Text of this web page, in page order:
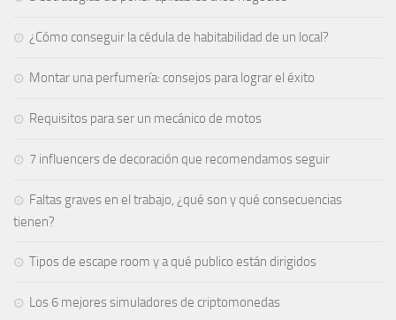
¿Cómo conseguir la cédula de habitabilidad de un local?
Montar una perfumería: consejos para lograr el éxito
Requisitos para ser un mecánico de motos
7 influencers de decoración que recomendamos seguir
Faltas graves en el trabajo, ¿qué son y qué consecuencias
tienen?
Tipos de escape room y a qué publico están dirigidos
Los 6 mejores simuladores de criptomonedas